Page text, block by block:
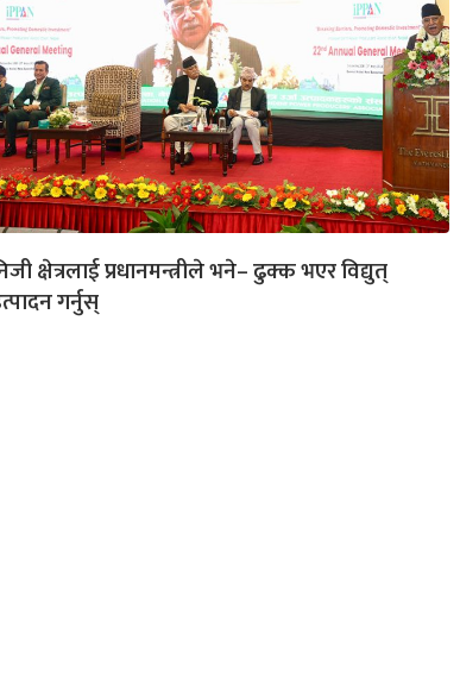
क्षेत्रलाई प्रधानमन्त्रीले भने– ढुक्क भएर विद्युत्
गर्नुस्